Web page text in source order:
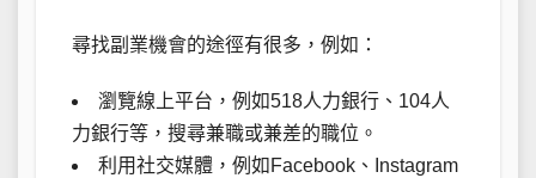
尋找副業機會的途徑有很多，例如：
瀏覽線上平台，例如518人力銀行、104人
力銀行等，搜尋兼職或兼差的職位。
利用社交媒體，例如Facebook、Instagram